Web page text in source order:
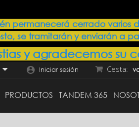
permanecerá cerrado varios
se tramitarán y enviarán a
y agradecemos su
Cesta:
Iniciar sesión
PRODUCTOS TANDEM 365